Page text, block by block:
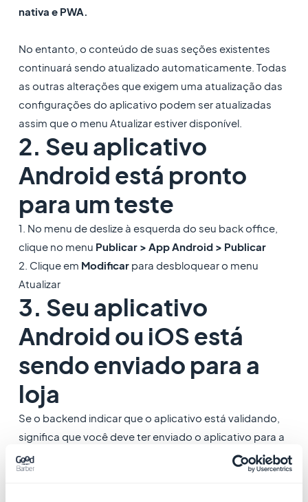
nativa e PWA.
No entanto, o conteúdo de suas seções existentes
continuará sendo atualizado automaticamente. Todas
as outras alterações que exigem uma atualização das
configurações do aplicativo podem ser atualizadas
assim que o menu Atualizar estiver disponível.
2. Seu aplicativo
Android está pronto
para um teste
1. No menu de deslize à esquerda do seu back office,
clique no menu Publicar > App Android > Publicar
2. Clique em Modificarpara desbloquear o menu
Atualizar
3. Seu aplicativo
Android ou iOS está
sendo enviado para a
loja
Se o backend indicar que o aplicativo está validando,
significa que você deve ter enviado o aplicativo para a
App Store e/ou Google Play.